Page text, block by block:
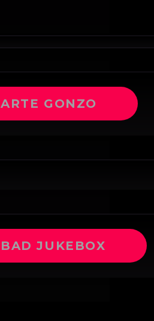
ARTE GONZO
BAD JUKEBOX